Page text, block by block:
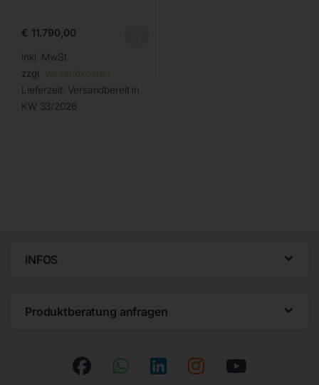
€ 11.790,00
inkl. MwSt.
zzgl. Versandkosten
Lieferzeit: Versandbereit in
KW 33/2026
INFOS
Produktberatung anfragen